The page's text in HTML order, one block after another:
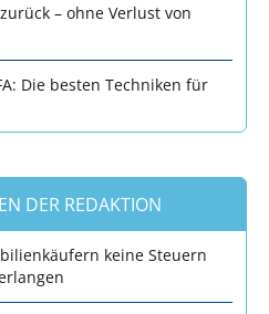
– ohne Verlust von
Die besten Techniken für
DER REDAKTION
keine Steuern